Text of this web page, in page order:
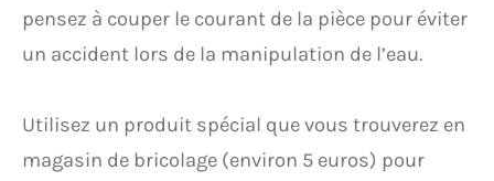
pensez à couper le courant de la pièce pour éviter
un accident lors de la manipulation de l’eau.
Utilisez un produit spécial que vous trouverez en
magasin de bricolage (environ 5 euros) pour